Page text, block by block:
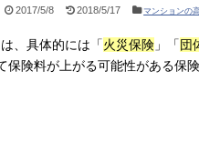
2017/5/8 2018/5/17 マンションの
、具体的には「火災保険 」「団
保険料が上がる可能性がある保